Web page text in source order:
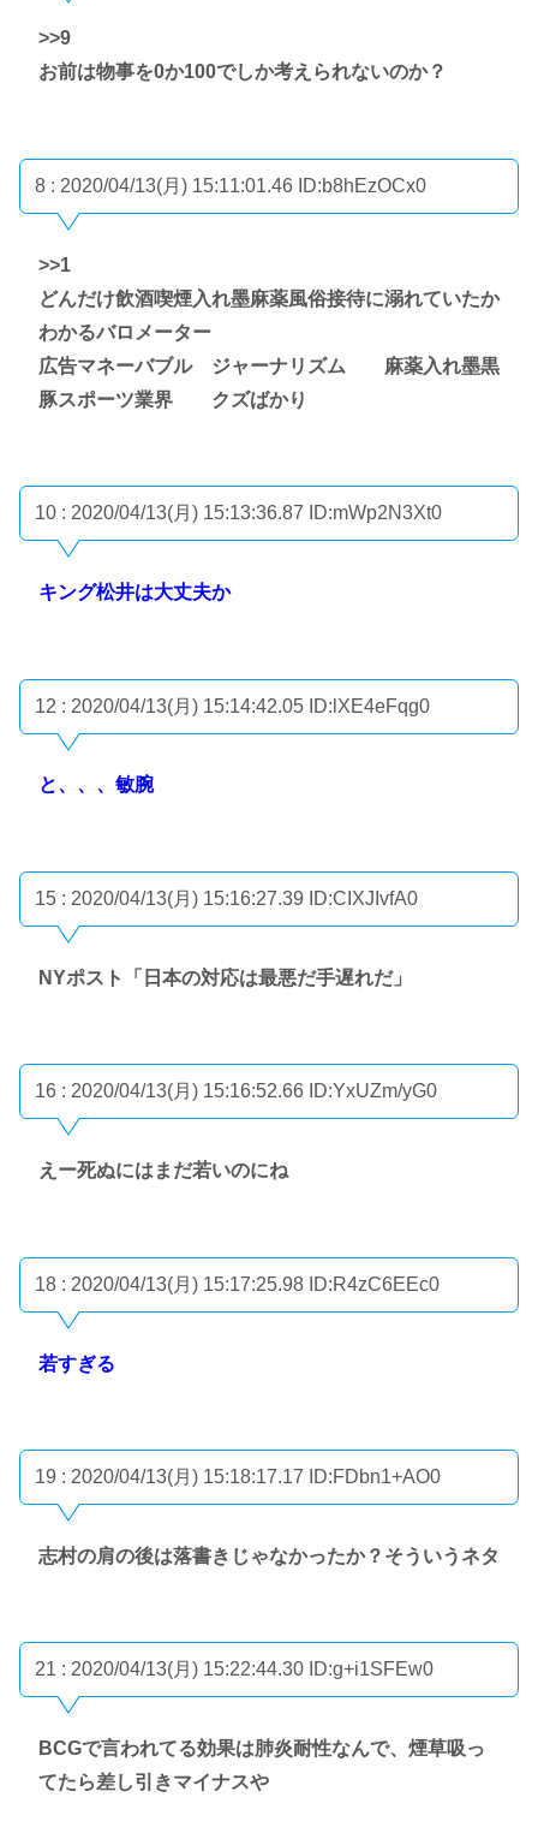
>>9
お前は物事を0か100でしか考えられないのか？
8 : 2020/04/13(月) 15:11:01.46 ID:b8hEzOCx0
>>1
どんだけ飲酒喫煙入れ墨麻薬風俗接待に溺れていたか
わかるバロメーター
広告マネーバブル ジャーナリズム 麻薬入れ墨黒
豚スポーツ業界 クズばかり
10 : 2020/04/13(月) 15:13:36.87 ID:mWp2N3Xt0
キング松井は大丈夫か
12 : 2020/04/13(月) 15:14:42.05 ID:lXE4eFqg0
と、、、敏腕
15 : 2020/04/13(月) 15:16:27.39 ID:CIXJIvfA0
NYポスト「日本の対応は最悪だ手遅れだ」
16 : 2020/04/13(月) 15:16:52.66 ID:YxUZm/yG0
えー死ぬにはまだ若いのにね
18 : 2020/04/13(月) 15:17:25.98 ID:R4zC6EEc0
若すぎる
19 : 2020/04/13(月) 15:18:17.17 ID:FDbn1+AO0
志村の肩の後は落書きじゃなかったか？そういうネタ
21 : 2020/04/13(月) 15:22:44.30 ID:g+i1SFEw0
BCGで言われてる効果は肺炎耐性なんで、煙草吸っ
てたら差し引きマイナスや